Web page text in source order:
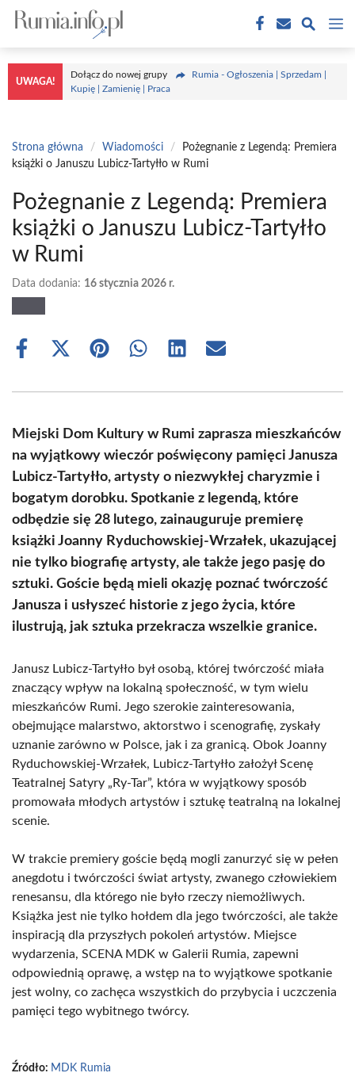
Przejdź
treści
UWAGA!
Dołącz do nowej grupy
Rumia - Ogłoszenia | Sprzedam |
Kupię | Zamienię | Praca
Strona główna / Wiadomości /
Pożegnanie z Legendą: Premiera
książki o Januszu Lubicz-Tartyłło w Rumi
Pożegnanie z Legendą: Premiera
książki o Januszu Lubicz-Tartyłło
w Rumi
Data dodania: 16 stycznia 2026 r.
Share
Share
(Twitter)
Share Share Share Share
Miejski Dom Kultury w Rumi zaprasza mieszkańców
na wyjątkowy wieczór poświęcony pamięci Janusza
Lubicz-Tartyłło, artysty o niezwykłej charyzmie i
bogatym dorobku. Spotkanie z legendą, które
odbędzie się 28 lutego, zainauguruje premierę
książki Joanny Ryduchowskiej-Wrzałek, ukazującej
nie tylko biografię artysty, ale także jego pasję do
sztuki. Goście będą mieli okazję poznać twórczość
Janusza i usłyszeć historie z jego życia, które
ilustrują, jak sztuka przekracza wszelkie granice.
Janusz Lubicz-Tartyłło był osobą, której twórczość miała
znaczący wpływ na lokalną społeczność, w tym wielu
mieszkańców Rumi. Jego szerokie zainteresowania,
obejmujące malarstwo, aktorstwo i scenografię, zyskały
uznanie zarówno w Polsce, jak i za granicą. Obok Joanny
Ryduchowskiej-Wrzałek, Lubicz-Tartyłło założył Scenę
Teatralnej Satyry „Ry-Tar”, która w wyjątkowy sposób
promowała młodych artystów i sztukę teatralną na lokalnej
scenie.
W trakcie premiery goście będą mogli zanurzyć się w pełen
anegdotu i twórczości świat artysty, zwanego człowiekiem
renesansu, dla którego nie było rzeczy niemożliwych.
Książka jest nie tylko hołdem dla jego twórczości, ale także
inspiracją dla przyszłych pokoleń artystów. Miejsce
wydarzenia, SCENA MDK w Galerii Rumia, zapewni
odpowiednią oprawę, a wstęp na to wyjątkowe spotkanie
jest wolny, co zachęca wszystkich do przybycia i uczczenia
pamięci tego wybitnego twórcy.
Źródło: MDK Rumia